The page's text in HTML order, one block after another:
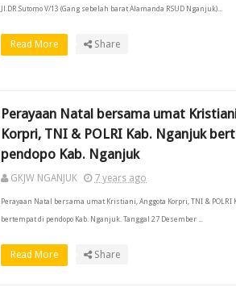
Jl.DR.Sutomo V/13 (Gang sebelah barat Alamanda RSUD Nganjuk)...
Read More Share
Perayaan Natal bersama umat
Korpri, TNI & POLRI Kab. Nganjuk
pendopo Kab. Nganjuk
GKJW NGANJUK 7 years ago
Perayaan Natal bersama umat Kristiani, Anggota Korpri, TNI & POLRI
bertempat di pendopo Kab. Nganjuk. Tanggal 27 Desember ...
Read More Share